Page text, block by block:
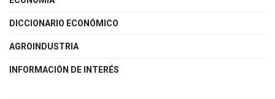
DICCIONARIO ECONÓMICO
AGROINDUSTRIA
INFORMACIÓN DE INTERÉS